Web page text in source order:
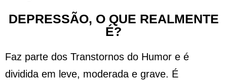
DEPRESSÃO, O QUE REALMENTE
É?
Faz parte dos Transtornos do Humor e é
dividida em leve, moderada e grave. É